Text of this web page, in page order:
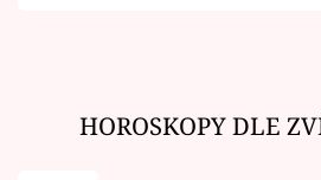
HOROSKOPY DLE